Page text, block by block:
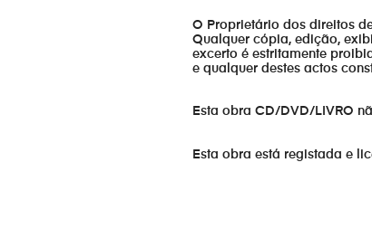
13. Códdigo X - O amor se
O Proprietário dos direitos
Qualquer cópia, edição,
excerto é estritamente
e qualquer destes actos
Esta obra CD/DVD/LIVRO
Esta obra está registada e